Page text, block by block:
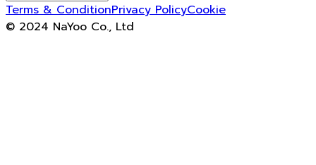
Terms & ConditionPrivacy PolicyCookie
© 2024 NaYoo Co., Ltd